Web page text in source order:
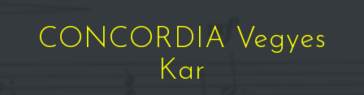
contentCONCORDIA Vegyes
Kar